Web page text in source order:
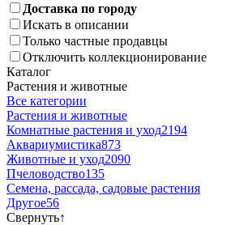
Доставка по городу
Искать в описании
Только частные продавцы
Отключить коллекционирование
Каталог
Растения и животные
Все категории
Растения и животные
Комнатные растения и уход2194
Аквариумистика873
Животные и уход2090
Пчеловодство135
Семена, рассада, садовые растения
Другое56
Свернуть↑